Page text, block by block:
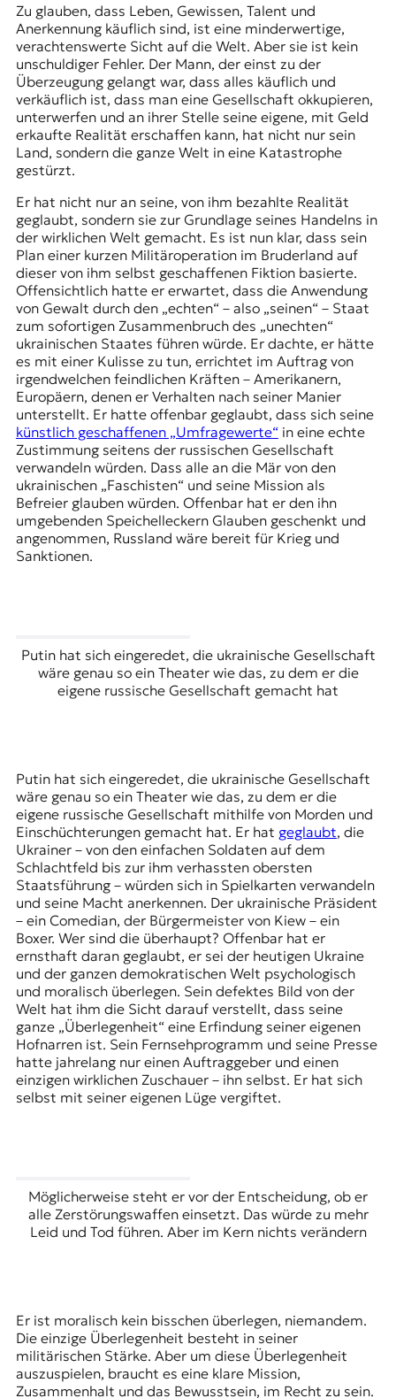
Zu glauben, dass Leben, Gewissen, Talent und
Anerkennung käuflich sind, ist eine minderwertige,
verachtenswerte Sicht auf die Welt. Aber sie ist kein
unschuldiger Fehler. Der Mann, der einst zu der
Überzeugung gelangt war, dass alles käuflich und
verkäuflich ist, dass man eine Gesellschaft okkupieren,
unterwerfen und an ihrer Stelle seine eigene, mit Geld
erkaufte Realität erschaffen kann, hat nicht nur sein
Land, sondern die ganze Welt in eine Katastrophe
gestürzt.
Er hat nicht nur an seine, von ihm bezahlte Realität
geglaubt, sondern sie zur Grundlage seines Handelns in
der wirklichen Welt gemacht. Es ist nun klar, dass sein
Plan einer kurzen Militäroperation im Bruderland auf
dieser von ihm selbst geschaffenen Fiktion basierte.
Offensichtlich hatte er erwartet, dass die Anwendung
von Gewalt durch den „echten“ – also „seinen“ – Staat
zum sofortigen Zusammenbruch des „unechten“
ukrainischen Staates führen würde. Er dachte, er hätte
es mit einer Kulisse zu tun, errichtet im Auftrag von
irgendwelchen feindlichen Kräften – Amerikanern,
Europäern, denen er Verhalten nach seiner Manier
unterstellt. Er hatte offenbar geglaubt, dass sich seine
künstlich geschaffenen „Umfragewerte“in eine echte
Zustimmung seitens der russischen Gesellschaft
verwandeln würden. Dass alle an die Mär von den
ukrainischen „Faschisten“ und seine Mission als
Befreier glauben würden. Offenbar hat er den ihn
umgebenden Speichelleckern Glauben geschenkt und
angenommen, Russland wäre bereit für Krieg und
Sanktionen.
Putin hat sich eingeredet, die ukrainische Gesellschaft
wäre genau so ein Theater wie das, zu dem er die
eigene russische Gesellschaft gemacht hat
Putin hat sich eingeredet, die ukrainische Gesellschaft
wäre genau so ein Theater wie das, zu dem er die
eigene russische Gesellschaft mithilfe von Morden und
Einschüchterungen gemacht hat. Er hat geglaubt, die
Ukrainer – von den einfachen Soldaten auf dem
Schlachtfeld bis zur ihm verhassten obersten
Staatsführung – würden sich in Spielkarten verwandeln
und seine Macht anerkennen. Der ukrainische Präsident
– ein Comedian, der Bürgermeister von Kiew – ein
Boxer. Wer sind die überhaupt? Offenbar hat er
ernsthaft daran geglaubt, er sei der heutigen Ukraine
und der ganzen demokratischen Welt psychologisch
und moralisch überlegen. Sein defektes Bild von der
Welt hat ihm die Sicht darauf verstellt, dass seine
ganze „Überlegenheit“ eine Erfindung seiner eigenen
Hofnarren ist. Sein Fernsehprogramm und seine Presse
hatte jahrelang nur einen Auftraggeber und einen
einzigen wirklichen Zuschauer – ihn selbst. Er hat sich
selbst mit seiner eigenen Lüge vergiftet.
Möglicherweise steht er vor der Entscheidung, ob er
alle Zerstörungswaffen einsetzt. Das würde zu mehr
Leid und Tod führen. Aber im Kern nichts verändern
Er ist moralisch kein bisschen überlegen, niemandem.
Die einzige Überlegenheit besteht in seiner
militärischen Stärke. Aber um diese Überlegenheit
auszuspielen, braucht es eine klare Mission,
Zusammenhalt und das Bewusstsein, im Recht zu sein.